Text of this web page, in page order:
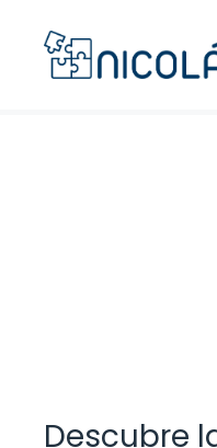
contenido
Descubre